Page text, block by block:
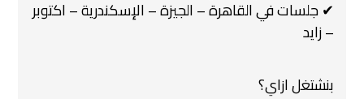
✔ جلسات في القاهرة – الجيزة – الإسكندرية – اكتوبر
– زايد
بنشتغل ازاي؟